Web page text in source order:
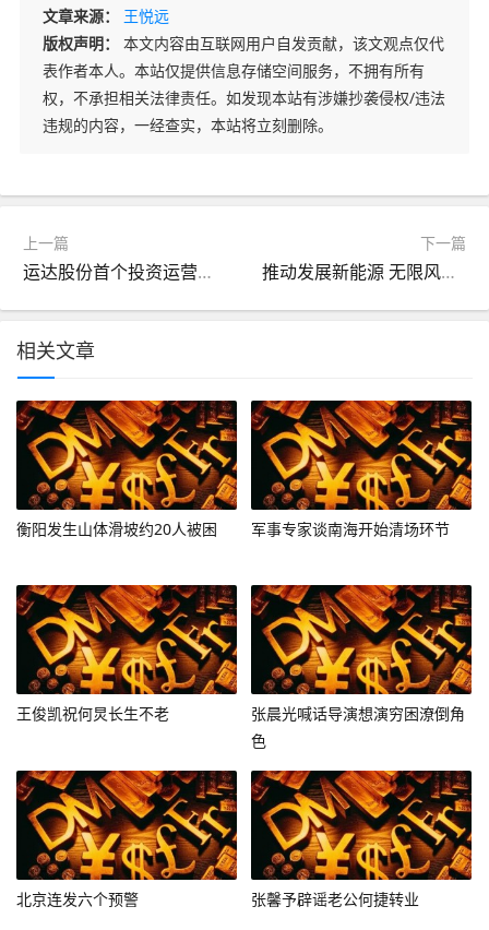
文章来源：
王悦远
版权声明：
本文内容由互联网用户自发贡献，该文观点仅代
表作者本人。本站仅提供信息存储空间服务，不拥有所有
权，不承担相关法律责任。如发现本站有涉嫌抄袭侵权/违法
违规的内容，一经查实，本站将立刻删除。
上一篇
运达股份首个投资运营的风电项目并网发电
下一篇
推动发展新能源 无限风光在盐城——国网盐城供电公司服务新能源产业发展纪实
相关文章
衡阳发生山体滑坡约20人被困 军事专家谈南海开始清场环节
王俊凯祝何炅长生不老
张晨光喊话导演想演穷困潦倒角
色
北京连发六个预警 张馨予辟谣老公何捷转业